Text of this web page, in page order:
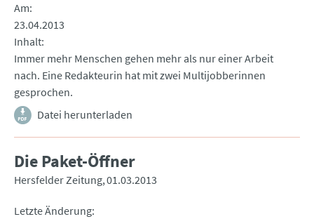
Am
23.04.2013
Inhalt
Immer mehr Menschen gehen mehr als nur einer Arbeit
nach. Eine Redakteurin hat mit zwei Multijobberinnen
gesprochen.
Datei herunterladen
Die Paket-Öffner
Hersfelder Zeitung 01.03.2013
Letzte Änderung